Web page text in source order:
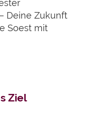
Deine Zukunft
Soest mit
Ziel